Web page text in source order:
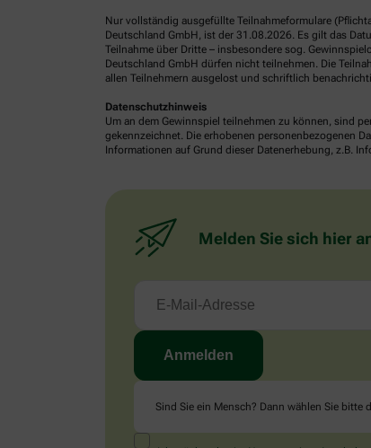
Nur vollständig ausgefüllte Teilnahmeformulare
Deutschland GmbH, ist der 31.08.2026. Es gilt das
Teilnahme über Dritte – insbesondere sog.
Deutschland GmbH dürfen nicht teilnehmen. Die
allen Teilnehmern ausgelost und schriftlich
Datenschutzhinweis
Um an dem Gewinnspiel teilnehmen zu können, sind
gekennzeichnet. Die erhobenen personenbezogenen
Informationen auf Grund dieser Datenerhebung, z.B.
Melden Sie sich hier
Sind Sie ein Mensch? Dann wählen Sie bitte